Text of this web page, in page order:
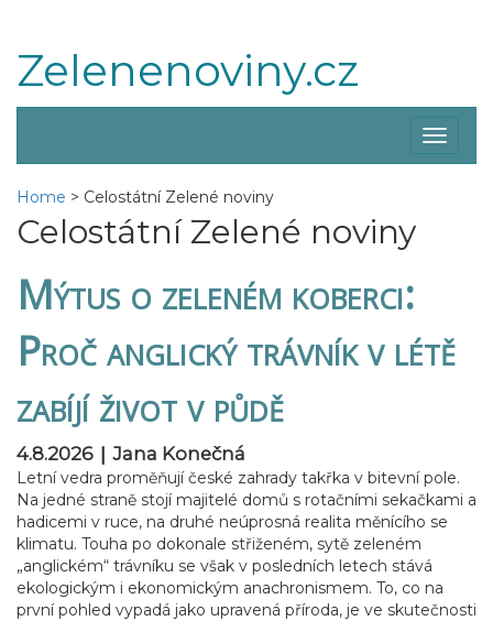
Zelenenoviny.cz
menu
Home > Celostátní Zelené noviny
Celostátní Zelené noviny
Mýtus o zeleném koberci:
Proč anglický trávník v létě
zabíjí život v půdě
4.8.2026 | Jana Konečná
Letní vedra proměňují české zahrady takřka v bitevní pole.
Na jedné straně stojí majitelé domů s rotačními sekačkami a
hadicemi v ruce, na druhé neúprosná realita měnícího se
klimatu. Touha po dokonale střiženém, sytě zeleném
„anglickém“ trávníku se však v posledních letech stává
ekologickým i ekonomickým anachronismem. To, co na
první pohled vypadá jako upravená příroda, je ve skutečnosti